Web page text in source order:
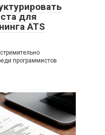
для
ATS
программистов